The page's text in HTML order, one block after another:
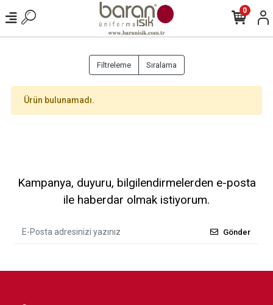
0
Filtreleme Sıralama
Ürün bulunamadı.
Kampanya, duyuru, bilgilendirmelerden e-posta
ile haberdar olmak istiyorum.
Gönder